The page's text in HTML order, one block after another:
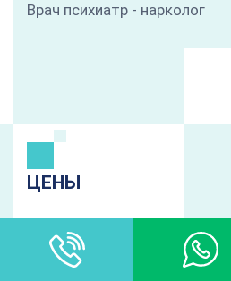
Врач психиатр - нарколог
ЦЕНЫ